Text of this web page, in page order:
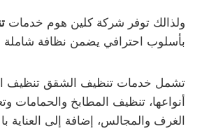
ولذالك توفر شركة كلين هوم خدمات
بأسلوب احترافي يضمن نظافة شاملة
تشمل خدمات تنظيف الشقق تنظيف
أنواعها، تنظيف المطابخ والحمامات
الغرف والمجالس، إضافة إلى العناية